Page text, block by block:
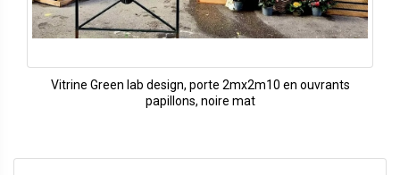
Vitrine Green lab design, porte 2mx2m10 en ouvrants
papillons, noire mat